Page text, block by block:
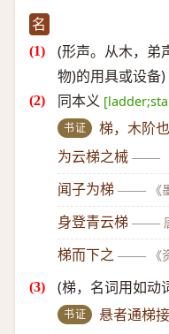
名
(形声。从木，弟
物)的用具或设备)
同本义
书证 梯，木阶也
为云梯之械 ——
闻子为梯 —— 《
身登青云梯 ——
梯而下之 —— 《
(梯，名词用如动
书证 悬者通梯